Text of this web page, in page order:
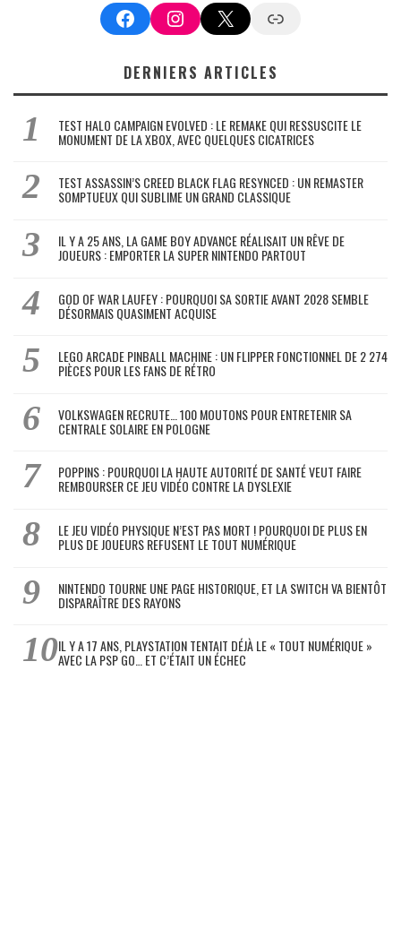
FacebookInstagram
X Google News
DERNIERS ARTICLES
TEST HALO CAMPAIGN EVOLVED : LE REMAKE QUI RESSUSCITE LE
MONUMENT DE LA XBOX, AVEC QUELQUES CICATRICES
TEST ASSASSIN’S CREED BLACK FLAG RESYNCED : UN REMASTER
SOMPTUEUX QUI SUBLIME UN GRAND CLASSIQUE
IL Y A 25 ANS, LA GAME BOY ADVANCE RÉALISAIT UN RÊVE DE
JOUEURS : EMPORTER LA SUPER NINTENDO PARTOUT
GOD OF WAR LAUFEY : POURQUOI SA SORTIE AVANT 2028 SEMBLE
DÉSORMAIS QUASIMENT ACQUISE
LEGO ARCADE PINBALL MACHINE : UN FLIPPER FONCTIONNEL DE 2 274
PIÈCES POUR LES FANS DE RÉTRO
VOLKSWAGEN RECRUTE… 100 MOUTONS POUR ENTRETENIR SA
CENTRALE SOLAIRE EN POLOGNE
POPPINS : POURQUOI LA HAUTE AUTORITÉ DE SANTÉ VEUT FAIRE
REMBOURSER CE JEU VIDÉO CONTRE LA DYSLEXIE
LE JEU VIDÉO PHYSIQUE N’EST PAS MORT ! POURQUOI DE PLUS EN
PLUS DE JOUEURS REFUSENT LE TOUT NUMÉRIQUE
NINTENDO TOURNE UNE PAGE HISTORIQUE, ET LA SWITCH VA BIENTÔT
DISPARAÎTRE DES RAYONS
IL Y A 17 ANS, PLAYSTATION TENTAIT DÉJÀ LE « TOUT NUMÉRIQUE »
AVEC LA PSP GO… ET C’ÉTAIT UN ÉCHEC